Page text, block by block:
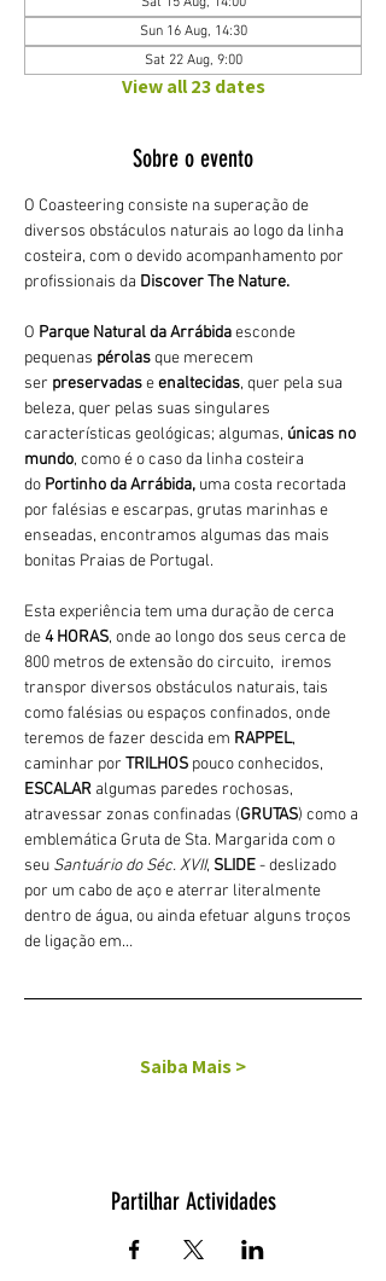
Sun 16 Aug, 14:30
Sat 22 Aug, 9:00
View all 23 dates
Sobre o evento
O Coasteering consiste na superação de
diversos obstáculos naturais ao logo da linha
costeira, com o devido acompanhamento por
profissionais da Discover The Nature.
O Parque Natural da Arrábida esconde
pequenas pérolas que merecem
ser preservadas e enaltecidas, quer pela sua
beleza, quer pelas suas singulares
características geológicas; algumas, únicas no
mundo, como é o caso da linha costeira
do Portinho da Arrábida, uma costa recortada
por falésias e escarpas, grutas marinhas e
enseadas, encontramos algumas das mais
bonitas Praias de Portugal.
Esta experiência tem uma duração de cerca
de 4 HORAS, onde ao longo dos seus cerca de
800 metros de extensão do circuito,  iremos
transpor diversos obstáculos naturais, tais
como falésias ou espaços confinados, onde
teremos de fazer descida em RAPPEL,
caminhar por TRILHOS pouco conhecidos,
ESCALAR algumas paredes rochosas,
atravessar zonas confinadas (GRUTAS) como a
emblemática Gruta de Sta. Margarida com o
seu Santuário do Séc. XVII, SLIDE - deslizado
por um cabo de aço e aterrar literalmente
dentro de água, ou ainda efetuar alguns troços
de ligação em…
Saiba Mais >
Partilhar Actividades